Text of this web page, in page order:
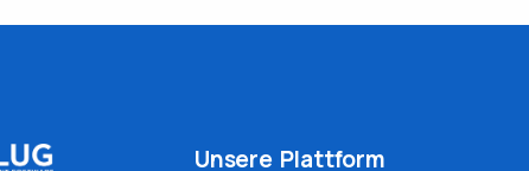
Unsere Plattform